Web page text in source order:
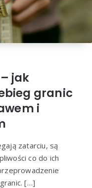
jak
granic
i
zatarciu, są
co do ich
[…]